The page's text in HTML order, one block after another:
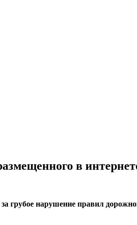
в
грубое нарушение правил